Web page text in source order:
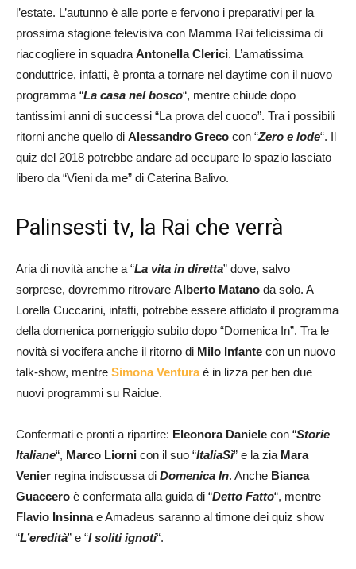
l’estate. L’autunno è alle porte e fervono i preparativi per la
prossima stagione televisiva con Mamma Rai felicissima di
riaccogliere in squadra Antonella Clerici. L’amatissima
conduttrice, infatti, è pronta a tornare nel daytime con il nuovo
programma “La casa nel bosco“, mentre chiude dopo
tantissimi anni di successi “La prova del cuoco”. Tra i possibili
ritorni anche quello di Alessandro Greco con “Zero e lode“. Il
quiz del 2018 potrebbe andare ad occupare lo spazio lasciato
libero da “Vieni da me” di Caterina Balivo.
Palinsesti tv, la Rai che verrà
Aria di novità anche a “La vita in diretta” dove, salvo
sorprese, dovremmo ritrovare Alberto Matano da solo. A
Lorella Cuccarini, infatti, potrebbe essere affidato il programma
della domenica pomeriggio subito dopo “Domenica In”. Tra le
novità si vocifera anche il ritorno di Milo Infante con un nuovo
talk-show, mentre Simona Venturaè in lizza per ben due
nuovi programmi su Raidue.
Confermati e pronti a ripartire: Eleonora Daniele con “Storie
Italiane“, Marco Liorni con il suo “ItaliaSì” e la zia Mara
Venier regina indiscussa di Domenica In. Anche Bianca
Guaccero è confermata alla guida di “Detto Fatto“, mentre
Flavio Insinnae Amadeus saranno al timone dei quiz show
“L’eredità” e “I soliti ignoti“.